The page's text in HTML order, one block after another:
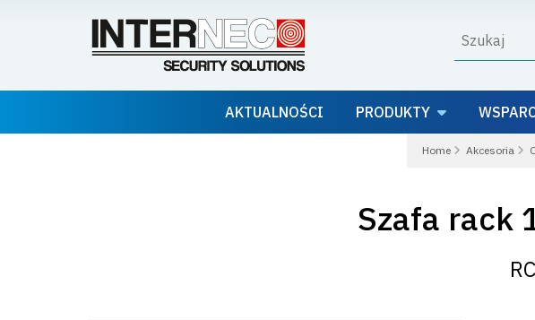
AKTUALNOŚCI PRODUKTY
Home Akcesoria
Szafa rack